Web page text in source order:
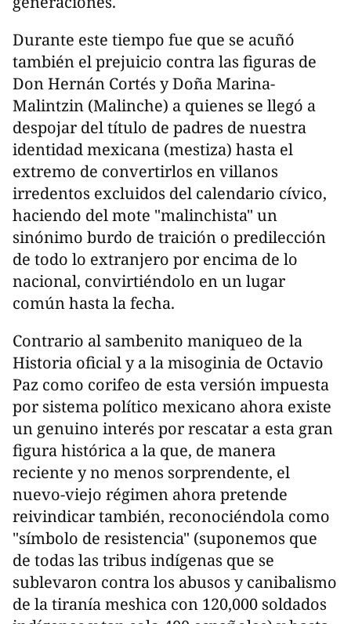
Durante este tiempo fue que se acuñó
también el prejuicio contra las figuras de
Don Hernán Cortés y Doña Marina-
Malintzin (Malinche) a quienes se llegó a
despojar del título de padres de nuestra
identidad mexicana (mestiza) hasta el
extremo de convertirlos en villanos
irredentos excluidos del calendario cívico,
haciendo del mote "malinchista" un
sinónimo burdo de traición o predilección
de todo lo extranjero por encima de lo
nacional, convirtiéndolo en un lugar
común hasta la fecha.
Contrario al sambenito maniqueo de la
Historia oficial y a la misoginia de Octavio
Paz como corifeo de esta versión impuesta
por sistema político mexicano ahora existe
un genuino interés por rescatar a esta gran
figura histórica a la que, de manera
reciente y no menos sorprendente, el
nuevo-viejo régimen ahora pretende
reivindicar también, reconociéndola como
"símbolo de resistencia" (suponemos que
de todas las tribus indígenas que se
sublevaron contra los abusos y canibalismo
de la tiranía meshica con 120,000 soldados